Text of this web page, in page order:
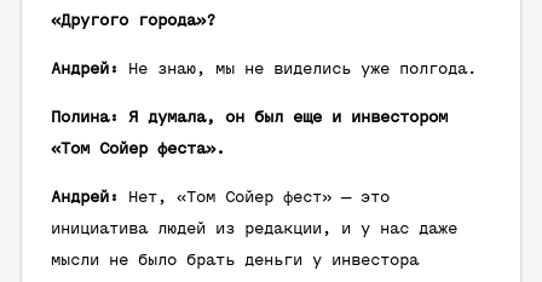
«Другого города»?
Андрей: Не знаю, мы не виделись уже полгода.
Полина: Я думала, он был еще и инвестором
«Том Сойер феста».
Андрей:
Нет, «Том Сойер фест» — это
инициатива людей из редакции, и у нас даже
мысли не было брать деньги у инвестора